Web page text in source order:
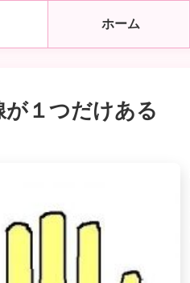
ホーム
が１つだけある